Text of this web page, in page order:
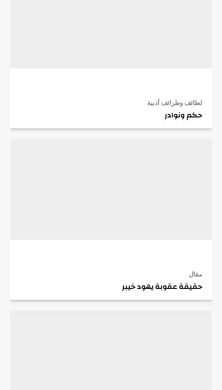
لطائف وطرائف أدبية
حكم ونوادر
مقال
حقيقة عقوبة يهود خيبر